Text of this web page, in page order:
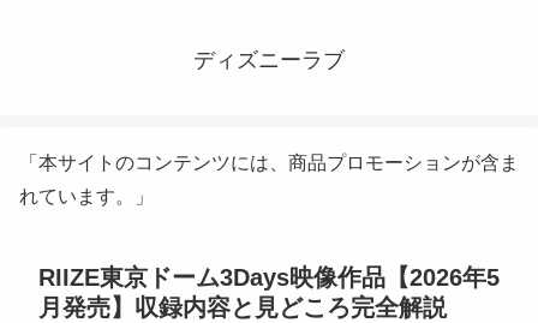
ディズニーラブ
「本サイトのコンテンツには、商品プロモーションが含ま
れています。」
RIIZE東京ドーム3Days映像作品【2026年5
月発売】収録内容と見どころ完全解説